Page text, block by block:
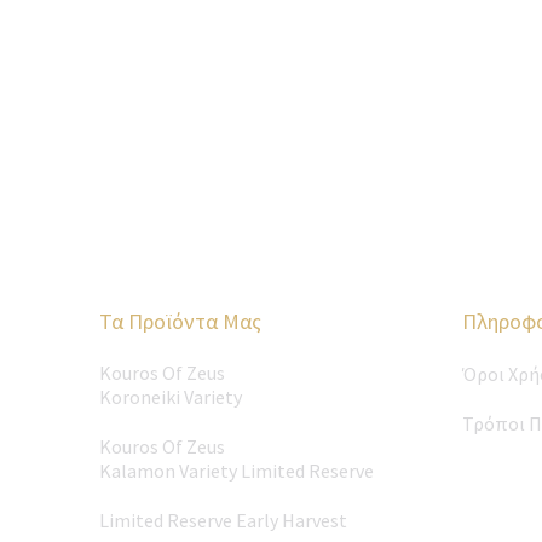
Τα Προϊόντα Μας
Kouros Of Zeus
Koroneiki Variety
Kouros Of Zeus
Kalamon Variety Limited Reserve
Limited Reserve Early Harvest
Όροι
Τρόποι